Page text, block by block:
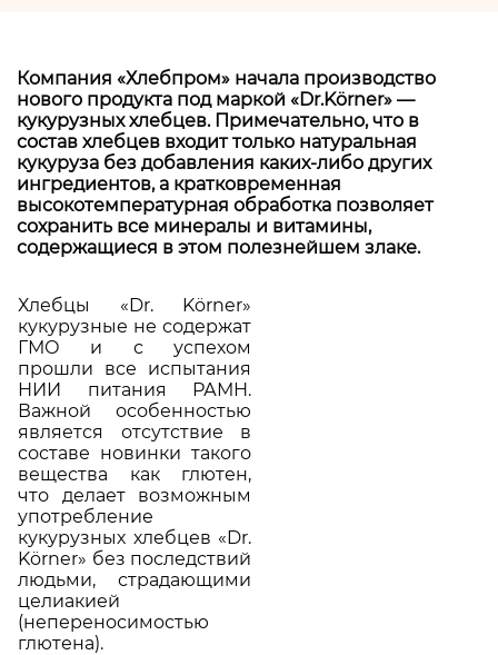
Компания «Хлебпром» начала производство
нового продукта под маркой «Dr.Körner» —
кукурузных хлебцев. Примечательно, что в
состав хлебцев входит только натуральная
кукуруза без добавления каких-либо других
ингредиентов, а кратковременная
высокотемпературная обработка позволяет
сохранить все минералы и витамины,
содержащиеся в этом полезнейшем злаке.
Хлебцы «Dr. Körner»
кукурузные не содержат
ГМО и с успехом
прошли все испытания
НИИ питания РАМН.
Важной особенностью
является отсутствие в
составе новинки такого
вещества как глютен,
что делает возможным
употребление
кукурузных хлебцев «Dr.
Körner» без последствий
людьми, страдающими
целиакией
(непереносимостью
глютена).